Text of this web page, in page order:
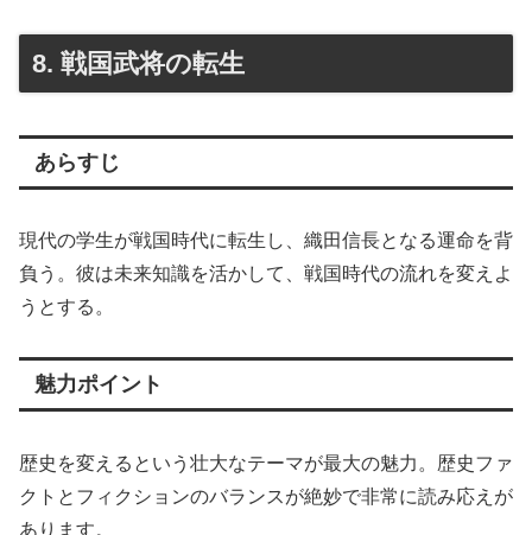
8. 戦国武将の転生
あらすじ
現代の学生が戦国時代に転生し、織田信長となる運命を背
負う。彼は未来知識を活かして、戦国時代の流れを変えよ
うとする。
魅力ポイント
歴史を変えるという壮大なテーマが最大の魅力。歴史ファ
クトとフィクションのバランスが絶妙で非常に読み応えが
あります。